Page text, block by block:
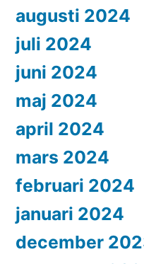
augusti 2024
juli 2024
juni 2024
maj 2024
april 2024
mars 2024
februari 2024
januari 2024
december